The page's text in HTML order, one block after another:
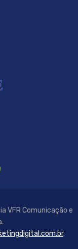
VFR Comunicação e
.